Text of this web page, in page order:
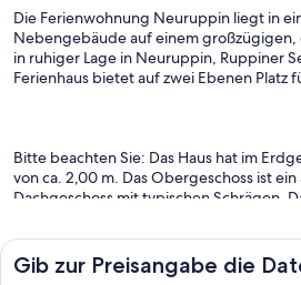
Die Ferienwohnung Neuruppin liegt in
Nebengebäude auf einem
in ruhiger Lage in Neuruppin, Ruppiner
Ferienhaus bietet auf zwei Ebenen Platz
Bitte beachten Sie: Das Haus hat im
von ca. 2,00 m. Das Obergeschoss ist
Dachgeschoss mit typischen Schrägen.
zum besonderen Flair dieser Unterkunft.
Gib zur Preisangabe die